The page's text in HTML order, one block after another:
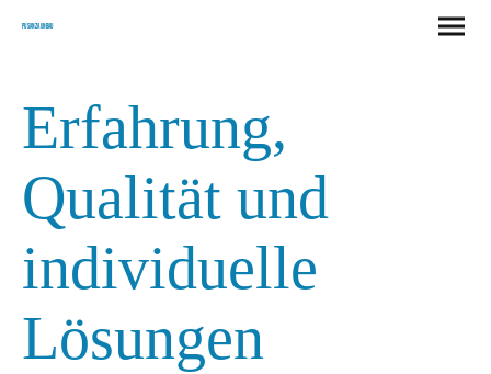
Pusan Zaunbau
Erfahrung,
Qualität und
individuelle
Lösungen